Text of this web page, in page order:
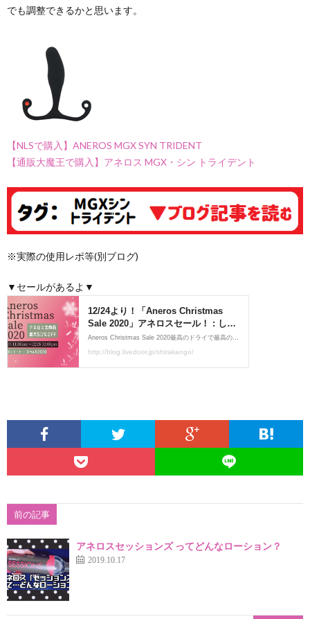
でも調整できるかと思います。
【NLSで購入】ANEROS MGX SYN TRIDENT
【通販大魔王で購入】アネロス MGX・シン トライデント
※実際の使用レポ等(別ブログ)
▼セールがあるよ▼
前の記事
アネロスセッションズ ってどんなローション？
2019.10.17